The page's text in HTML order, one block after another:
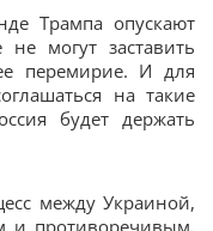
Трампа опускают
могут заставить
перемирие. И для
на такие
будет держать
между Украиной,
и противоречивым.